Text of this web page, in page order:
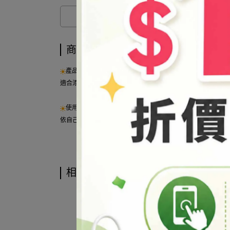
商品介紹
產品說明：
適合添加於各式果凍蠟燭DIY製品
使用方式：
依自己喜好酌量添加。
相關商品